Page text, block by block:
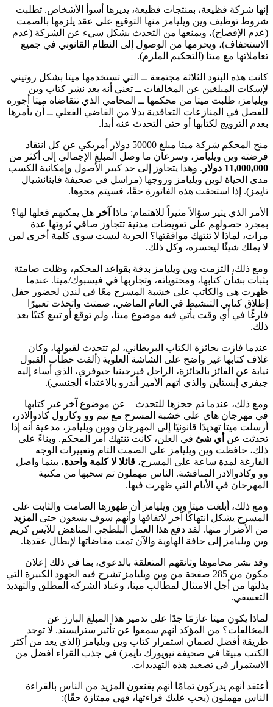
إنها شركة فظيعة، بمنتجات فظيعة، يديرها أسوأ الأشخاص. تطلبت
شروط توظيف وين ويليامز منها التوقيع على عقد يلزمها بالصمت
(عدم الإفصاح)، ويمنعها من التحدث بشكل سيء عن الشركة (عدم
الاستخفاف)، ويحرمها من الوصول إلى النظام القانوني في جميع
تعاملاتها مع ميتا (التحكيم الملزم).
كانت هذه البنود الثلاثة مجتمعة ــ التي تستخدمها ميتا بشكل روتيني
لإسكات المبلغين عن المخالفات ــ تعني أنه بعد نشر كتاب وين
ويليامز، طلبت ميتا من محكمها ــ المحامي الذي تتقاضاه ميتا أجوره
للفصل في المنازعات التعاقدية بدلا من القاضي الفعلي ــ أن يأمرها
بعدم الترويج لكتابها أو حتى التحدث عنه أبدا.
منح المحكم شركة ميتا مبلغ 50000 دولار أمريكي عن كل انتقاد
فرضته وين ويليامز، وسرعان ما وصل المبلغ الإجمالي إلى أكثر من
11,000,000 دولار
. وهذا يتجاوز إلى حد كبير الأصول وإمكانية الكسب
مدى الحياة لوين ويليامز وزوجها (مراسل في صحيفة فاينانشيال
تايمز). إذا استحقت هذه الفاتورة حقًا، فسيتم محوها.
الأمر الذي يثير سؤالاً مثيراً للاهتمام: ماذا آخر هل يمكنهم فعلها لها؟
بمجرد حصولهم على تعويضات مدنية تتجاوز صافي ثروتها عدة
مرات، لماذا لا تنتهك موافقتها؟ الحرية ليست سوى كلمة أخرى لمن
لا يملك شيئًا ليخسره، وكل ذلك.
ومع ذلك، التزمت وين ويليامز بدقة بقواعد المحكم، وظلت صامتة
بثبات بشأن كتابها، ومحتوياته، وتجاربها في فيسبوك/ميتا. عندما
ظهرت هي والكاتب على خشبة المسرح معًا في لندن لحضور حفل
إطلاق كتابي التنشيط في العام الماضي، صمتت واتخذت تعبيرًا
فارغًا في أي وقت يأتي فيه موضوع ميتا، ولم توقع أو تبيع كتبًا بعد
ذلك.
عندما فازت بجائزة الكتاب البريطاني، لم تتحدث لقبولها، وكان
غلاف كتابها غير واضح على الشاشة العلوية (ألقت خطاب القبول
نيابة عن الفائز بالجائزة، الراحل فيرجينيا جيوفري، الذي أساء إليه
جيفري إبستاين والذي اتهم الأمير أندرو بالاعتداء الجنسي).
ومع ذلك، عندما تم حجزها للتحدث – عن موضوع آخر غير كتابها –
في مهرجان هاي على خشبة المسرح مع تيم وو وكارول كادوالادر،
أرسلت ميتا تهديدًا قانونيًا إلى المهرجان ووين ويليامز، مدعية أنه إذا
تحدثت عن أي شئ في العلن، كانت تنتهك أمر المحكم. وبناءً على
ذلك، حافظت وين ويليامز على الصمت التام وتعبيرات الوجه
الفارغة لمدة ساعة على المسرح، قائلا لا كلمة واحدة، بينما واصل
وو وكادوالادر المناقشة. الناس مهملون تم سحبها من مكتبة
المهرجان في الأيام التي ظهرت فيها.
ومع ذلك، أبلغت ميتا وين ويليامز أن ظهورها الصامت والثابت على
المسرح يشكل انتهاكًا آخر لاتفاقها وأنهم سوف يسعون حتى المزيد
من الأضرار منها. لقد دفع هذا العمل البلطجي المناهض للآيس كريم
وين ويليامز إلى حافة الهاوية والآن تمت مقاضاتها لإبطال عقدها.
وقد نشر محاموها وثائقهم المتعلقة بالدعوى، بما في ذلك إعلان
مكون من 285 صفحة من وين ويليامز تشرح فيه الجهود الكبيرة التي
بذلتها من أجل الامتثال لمطالب ميتا، وعناد الشركة المطلق والتهديد
التعسفي.
لماذا يكون ميتا عازمًا جدًا على تدمير هذا المبلغ البارز عن
المخالفات؟ من المؤكد أنهم سمعوا عن تأثير سترايسند. لا توجد
طريقة أفضل لضمان استمرار كتاب وين ويليامز (الذي يعد من أكثر
الكتب مبيعًا في صحيفة نيويورك تايمز) في جذب القراء أفضل من
الاستمرار في تصعيد هذه التهديدات.
أعتقد أنهم يدركون تمامًا أنهم يقنعون المزيد من الناس بالقراءة
الناس مهملون (يجب عليك قراءتها، فهي ممتازة حقًا):